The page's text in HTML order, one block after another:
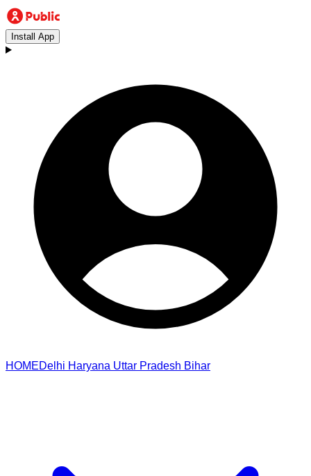
Install App
HOMEDelhi Haryana Uttar Pradesh Bihar